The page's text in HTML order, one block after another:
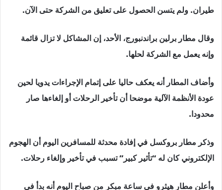
طيران. ولم يتسن الحصول على تعليق من الشركة حتى الآن.
وقال مطار برلين براندنبورج، الأحد، إن المشاكل لا تزال قائمة
وإنه يعمل مع الشركة لحلها.
وأضاف المطار أنه يعكف حاليا على إتمام الإجراءات يدويا لحين
عودة الأنظمة الآلية موضحا أن تأخير الرحلات أو إلغاءها صار
محدودا.
وذكر مطار بروكسل في إفادة محدثة للمسافرين اليوم أن الهجوم
الإلكتروني كان له “تأثير كبير” تسبب في تأخير وإلغاء رحلات.
وأعلن مطار هيثرو في ساعة مبكر من صباح اليوم أنه بدأ في